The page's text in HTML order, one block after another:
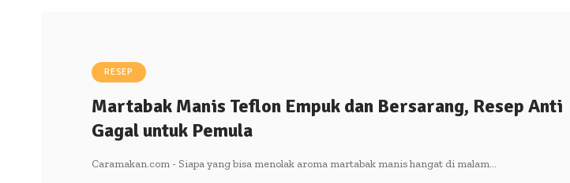
RESEP
Martabak Manis Teflon Empuk dan Bersarang, Resep Anti
Gagal untuk Pemula
Caramakan.com - Siapa yang bisa menolak aroma martabak manis hangat di malam…